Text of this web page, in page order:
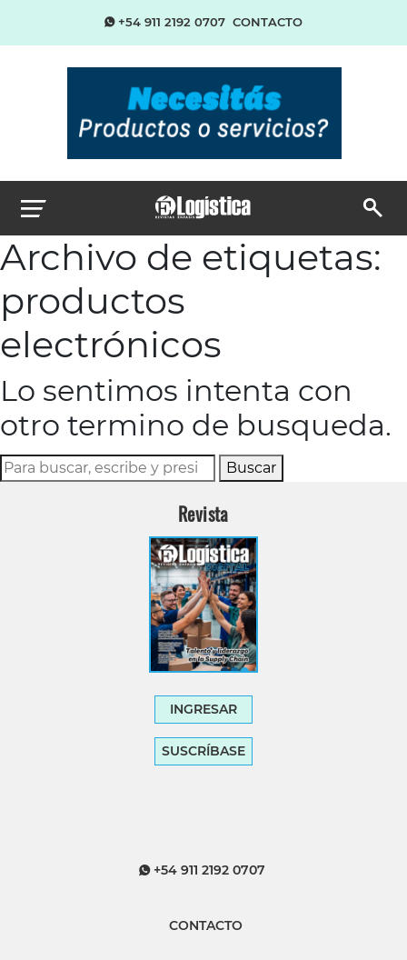
+54 911 2192 0707 CONTACTO
Archivo de etiquetas:
productos
electrónicos
Lo sentimos intenta con
otro termino de busqueda.
Buscar
Revista
INGRESAR
SUSCRÍBASE
+54 911 2192 0707
CONTACTO